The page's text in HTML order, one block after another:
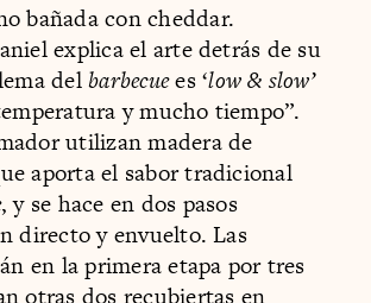
bañada con cheddar.
explica el arte detrás de su
delbarbecuees ‘low & slow’
y mucho tiempo”.
utilizan madera de
aporta el sabor tradicional
, y se hace en dos pasos
directo y envuelto. Las
en la primera etapa por tres
otras dos recubiertas en